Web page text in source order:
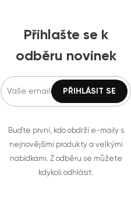
Přihlašte se k
odběru novinek
Buďte první, kdo obdrží e-maily s
nejnovějšími produkty a velkými
nabídkami. Z odběru se můžete
kdykoli odhlásit.